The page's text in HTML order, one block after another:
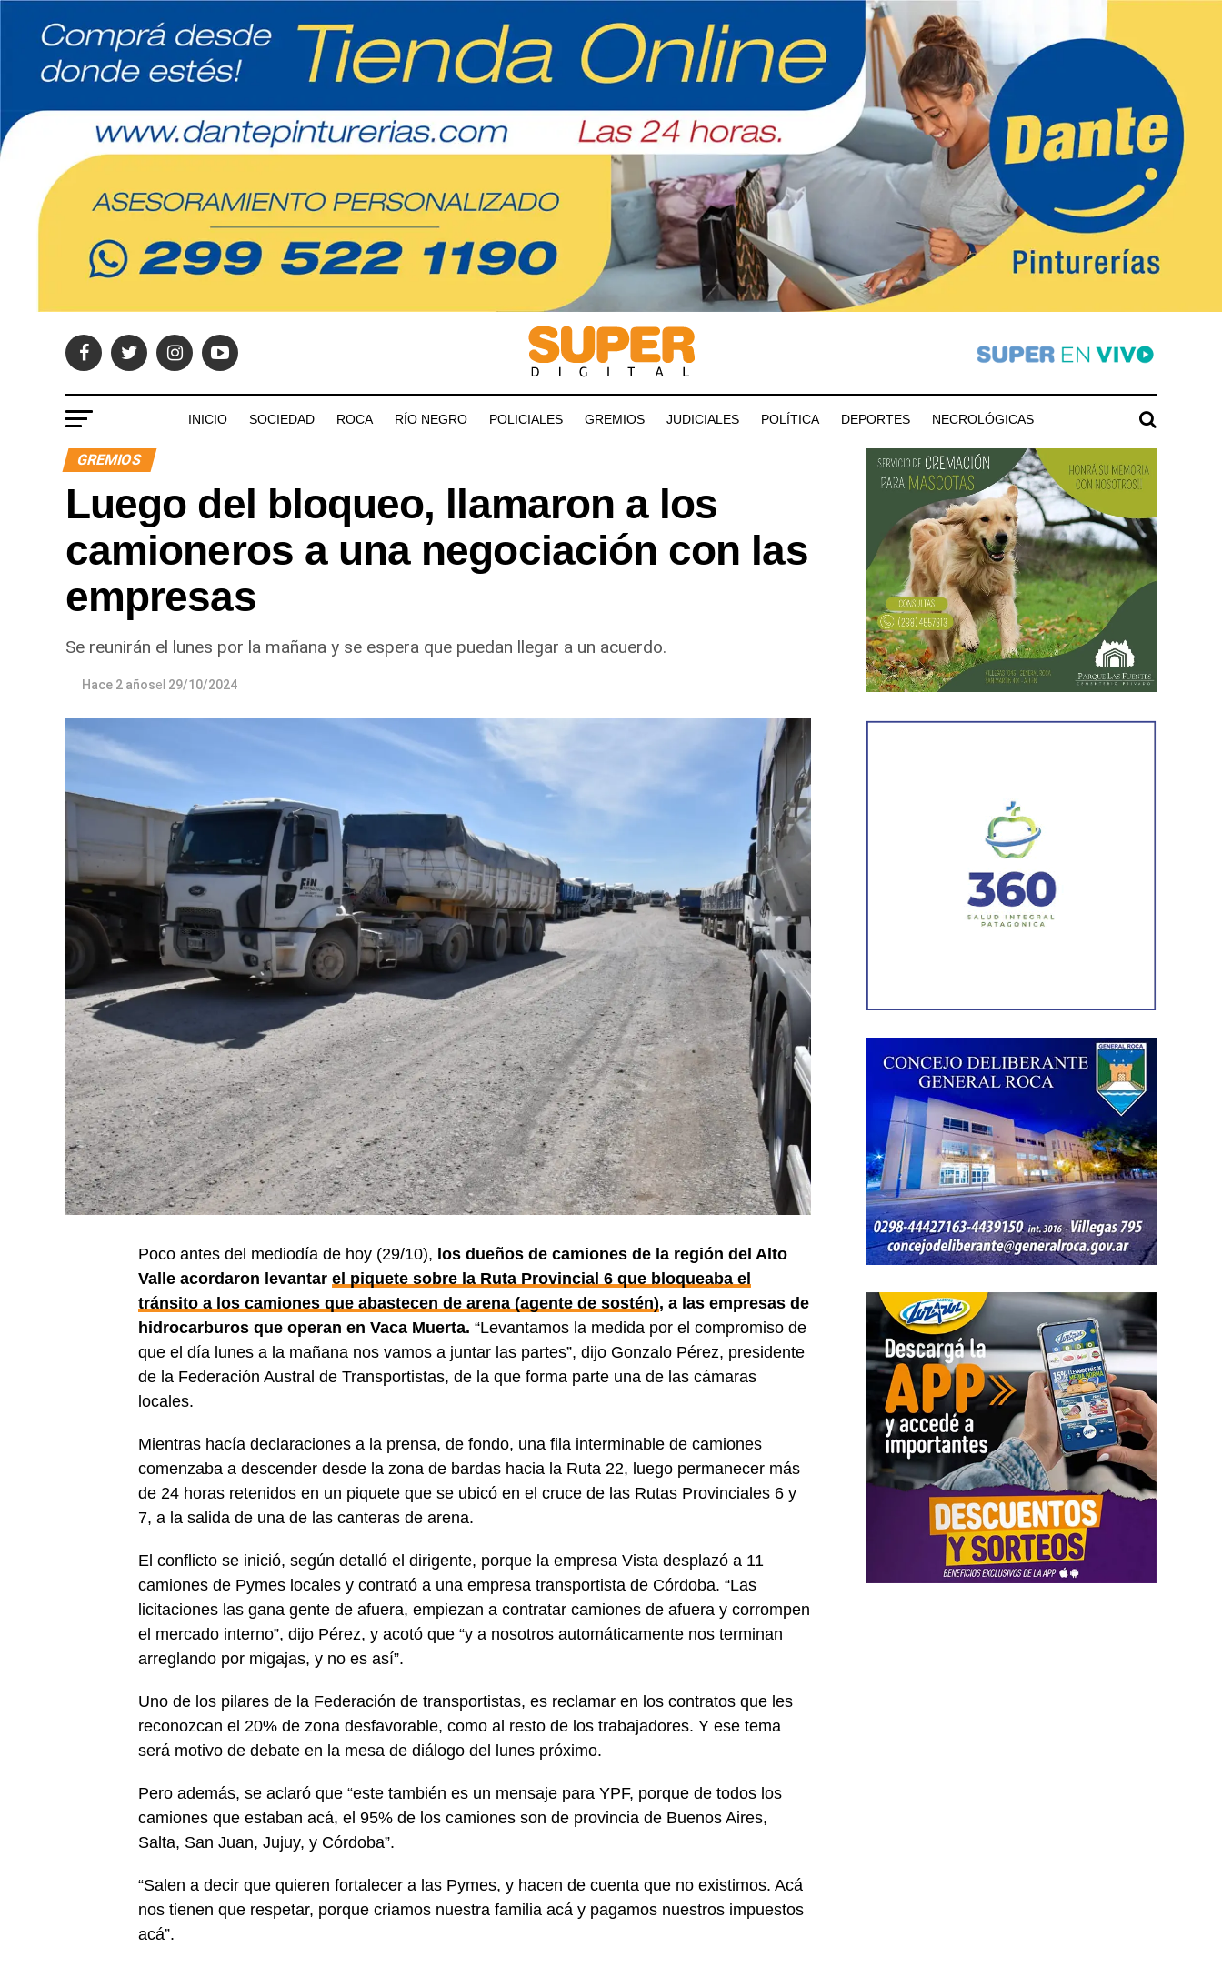
INICIO SOCIEDAD ROCA RÍO NEGRO POLICIALES GREMIOS JUDICIALES POLÍTICA DEPORTES NECROLÓGICAS
GREMIOS
Luego del bloqueo, llamaron a los
camioneros a una negociación con las
empresas
Se reunirán el lunes por la mañana y se espera que puedan llegar a un acuerdo.
Hace 2 añosel 29/10/2024
Poco antes del mediodía de hoy (29/10), los dueños de camiones de la región del Alto
Valle acordaron levantar el piquete sobre la Ruta Provincial 6 que bloqueaba el
tránsito a los camiones que abastecen de arena (agente de sostén), a las empresas de
hidrocarburos que operan en Vaca Muerta. “Levantamos la medida por el compromiso de
que el día lunes a la mañana nos vamos a juntar las partes”, dijo Gonzalo Pérez, presidente
de la Federación Austral de Transportistas, de la que forma parte una de las cámaras
locales.
Mientras hacía declaraciones a la prensa, de fondo, una fila interminable de camiones
comenzaba a descender desde la zona de bardas hacia la Ruta 22, luego permanecer más
de 24 horas retenidos en un piquete que se ubicó en el cruce de las Rutas Provinciales 6 y
7, a la salida de una de las canteras de arena.
El conflicto se inició, según detalló el dirigente, porque la empresa Vista desplazó a 11
camiones de Pymes locales y contrató a una empresa transportista de Córdoba. “Las
licitaciones las gana gente de afuera, empiezan a contratar camiones de afuera y corrompen
el mercado interno”, dijo Pérez, y acotó que “y a nosotros automáticamente nos terminan
arreglando por migajas, y no es así”.
Uno de los pilares de la Federación de transportistas, es reclamar en los contratos que les
reconozcan el 20% de zona desfavorable, como al resto de los trabajadores. Y ese tema
será motivo de debate en la mesa de diálogo del lunes próximo.
Pero además, se aclaró que “este también es un mensaje para YPF, porque de todos los
camiones que estaban acá, el 95% de los camiones son de provincia de Buenos Aires,
Salta, San Juan, Jujuy, y Córdoba”.
“Salen a decir que quieren fortalecer a las Pymes, y hacen de cuenta que no existimos. Acá
nos tienen que respetar, porque criamos nuestra familia acá y pagamos nuestros impuestos
acá”.